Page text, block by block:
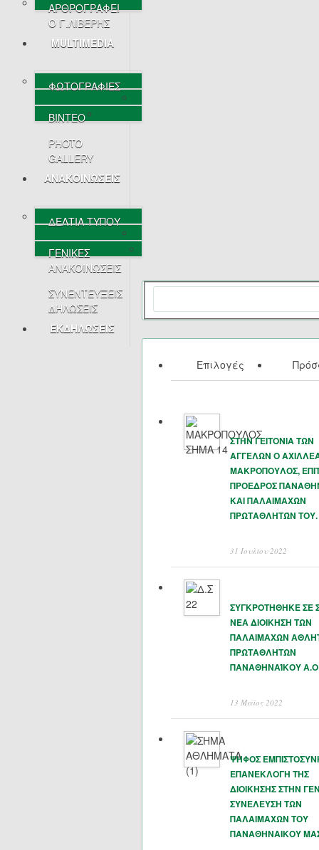
ΑΡΘΡΟΓΡΑΦΕΙ
Ο Γ.ΛΙΒΕΡΗΣ
MULTIMEDIA
ΦΩΤΟΓΡΑΦΙΕΣ
ΒΙΝΤΕΟ
PHOTO
GALLERY
ΑΝΑΚΟΙΝΩΣΕΙΣ
ΔΕΛΤΙΑ ΤΥΠΟΥ
ΓΕΝΙΚΕΣ
ΑΝΑΚΟΙΝΩΣΕΙΣ
ΣΥΝΕΝΤΕΥΞΕΙΣ
ΔΗΛΩΣΕΙΣ
ΕΚΔΗΛΩΣΕΙΣ
Επιλογές
ΣΤΗΝ ΓΕΙΤΟΝΙΑ ΤΩΝ
ΑΓΓΕΛΩΝ Ο
ΜΑΚΡΟΠΟΥΛΟΣ,
ΠΡΟΕΔΡΟΣ
ΚΑΙ ΠΑΛΑΙΜΑΧΩΝ
ΠΡΩΤΑΘΛΗΤΏΝ ΤΟΥ.
31 Ιουλίου 2022
ΣΥΓΚΡΟΤΗΘΗΚΕ ΣΕ
ΝΕΑ ΔΙΟΙΚΗΣΗ ΤΩΝ
ΠΑΛΑΙΜΑΧΩΝ
ΠΡΩΤΑΘΛΗΤΩΝ
ΠΑΝΑΘΗΝΑΊΚΟΥ Α.Ο
13 Μάϊος 2022
ΨΗΦΟΣ
ΕΠΑΝΕΚΛΟΓΗ ΤΗΣ
ΔΙΟΙΚΗΣΗΣ ΣΤΗΝ
ΣΥΝΕΛΕΥΣΗ ΤΩΝ
ΠΑΛΑΙΜΑΧΩΝ ΤΟΥ
ΠΑΝΑΘΗΝΑΙΚΟΥ